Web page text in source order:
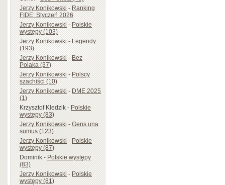
Jerzy Konikowski-Ranking
FIDE: Styczeń 2026
Jerzy Konikowski-Polskie
występy (103)
Jerzy Konikowski-Legendy
(193)
Jerzy Konikowski-Bez
Polaka (37)
Jerzy Konikowski-Polscy
szachiści (10)
Jerzy Konikowski-DME 2025
(1)
Krzysztof Kledzik-Polskie
występy (83)
Jerzy Konikowski-Gens una
sumus (123)
Jerzy Konikowski-Polskie
występy (87)
Dominik-Polskie występy
(83)
Jerzy Konikowski-Polskie
występy (81)